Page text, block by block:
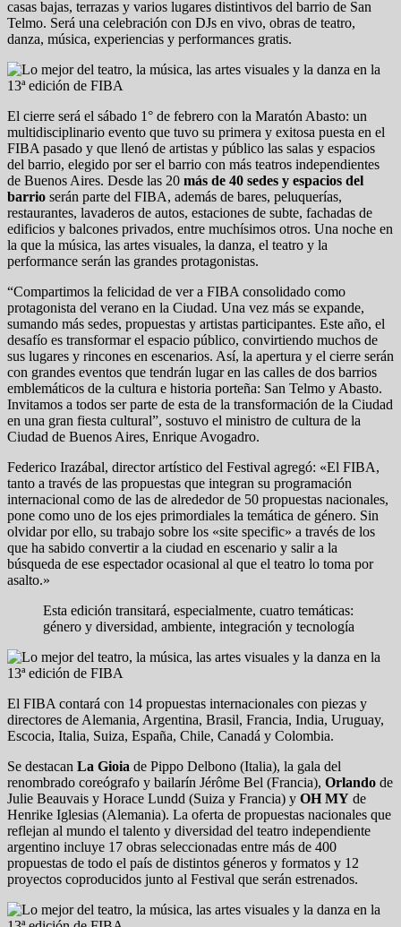
casas bajas, terrazas y varios lugares distintivos del barrio de San
Telmo. Será una celebración con DJs en vivo, obras de teatro,
danza, música, experiencias y performances gratis.
El cierre será el sábado 1° de febrero con la Maratón Abasto: un
multidisciplinario evento que tuvo su primera y exitosa puesta en el
FIBA pasado y que llenó de artistas y público las salas y espacios
del barrio, elegido por ser el barrio con más teatros independientes
de Buenos Aires. Desde las 20 más de 40 sedes y espacios del
barrio serán parte del FIBA, además de bares, peluquerías,
restaurantes, lavaderos de autos, estaciones de subte, fachadas de
edificios y balcones privados, entre muchísimos otros. Una noche en
la que la música, las artes visuales, la danza, el teatro y la
performance serán las grandes protagonistas.
“Compartimos la felicidad de ver a FIBA consolidado como
protagonista del verano en la Ciudad. Una vez más se expande,
sumando más sedes, propuestas y artistas participantes. Este año, el
desafío es transformar el espacio público, convirtiendo muchos de
sus lugares y rincones en escenarios. Así, la apertura y el cierre serán
con grandes eventos que tendrán lugar en las calles de dos barrios
emblemáticos de la cultura e historia porteña: San Telmo y Abasto.
Invitamos a todos ser parte de esta de la transformación de la Ciudad
en una gran fiesta cultural”, sostuvo el ministro de cultura de la
Ciudad de Buenos Aires, Enrique Avogadro.
Federico Irazábal, director artístico del Festival agregó: «El FIBA,
tanto a través de las propuestas que integran su programación
internacional como de las de alrededor de 50 propuestas nacionales,
pone como uno de los ejes primordiales la temática de género. Sin
olvidar por ello, su trabajo sobre los «site specific» a través de los
que ha sabido convertir a la ciudad en escenario y salir a la
búsqueda de ese espectador ocasional al que el teatro lo toma por
asalto.»
Esta edición transitará, especialmente, cuatro temáticas:
género y diversidad, ambiente, integración y tecnología
El FIBA contará con 14 propuestas internacionales con piezas y
directores de Alemania, Argentina, Brasil, Francia, India, Uruguay,
Escocia, Italia, Suiza, España, Chile, Canadá y Colombia.
Se destacan La Gioia de Pippo Delbono (Italia), la gala del
renombrado coreógrafo y bailarín Jérôme Bel (Francia), Orlando de
Julie Beauvais y Horace Lundd (Suiza y Francia) y OH MY de
Henrike Iglesias (Alemania). La oferta de propuestas nacionales que
reflejan al mundo el talento y diversidad del teatro independiente
argentino incluye 17 obras seleccionadas entre más de 400
propuestas de todo el país de distintos géneros y formatos y 12
proyectos coproducidos junto al Festival que serán estrenados.